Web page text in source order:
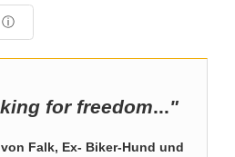
ⓘ
for freedom..."
Falk, Ex- Biker-Hund und